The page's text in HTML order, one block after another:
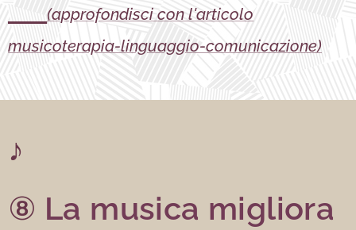
☄(approfondisci con l'articolo
musicoterapia-linguaggio-comunicazione)
♪
⑧ La musica migliora